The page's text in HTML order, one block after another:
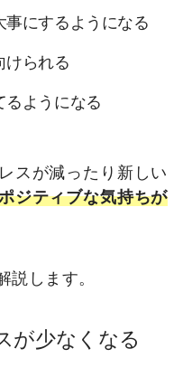
にするようになる
けられる
るようになる
スが減ったり新しい
ジティブな気持ちが
します。
が少なくなる